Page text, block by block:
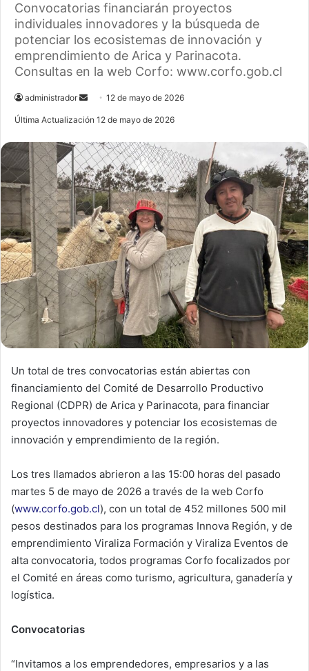
Convocatorias financiarán proyectos
individuales innovadores y la búsqueda de
potenciar los ecosistemas de innovación y
emprendimiento de Arica y Parinacota.
Consultas en la web Corfo: www.corfo.gob.cl
administrador
e
d
a
n
e
m
a
i
l
12 de mayo de 2026
Última Actualización 12 de mayo de 2026
Un total de tres convocatorias están abiertas con
financiamiento del Comité de Desarrollo Productivo
Regional (CDPR) de Arica y Parinacota, para financiar
proyectos innovadores y potenciar los ecosistemas de
innovación y emprendimiento de la región.
Los tres llamados abrieron a las 15:00 horas del pasado
martes 5 de mayo de 2026 a través de la web Corfo
(www.corfo.gob.cl), con un total de 452 millones 500 mil
pesos destinados para los programas Innova Región, y de
emprendimiento Viraliza Formación y Viraliza Eventos de
alta convocatoria, todos programas Corfo focalizados por
el Comité en áreas como turismo, agricultura, ganadería y
logística.
Convocatorias
“Invitamos a los emprendedores, empresarios y a las